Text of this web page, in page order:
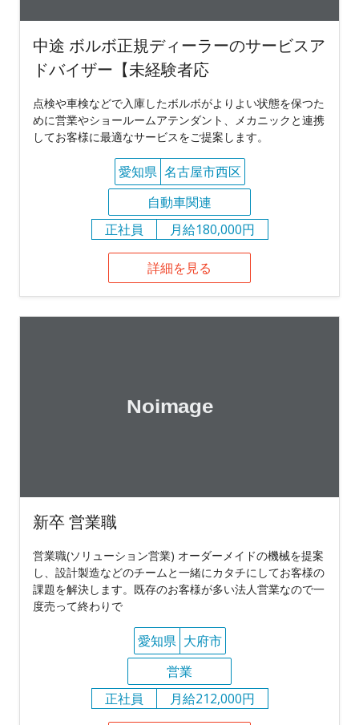
中途 ボルボ正規ディーラーのサービスア
ドバイザー【未経験者応
点検や車検などで入庫したボルボがよりよい状態を保つた
めに営業やショールームアテンダント、メカニックと連携
してお客様に最適なサービスをご提案します。
愛知県 名古屋市西区
自動車関連
正社員
月給180,000円
詳細を見る
新卒 営業職
営業職(ソリューション営業) オーダーメイドの機械を提案
し、設計製造などのチームと一緒にカタチにしてお客様の
課題を解決します。既存のお客様が多い法人営業なので一
度売って終わりで
愛知県 大府市
営業
正社員
月給212,000円